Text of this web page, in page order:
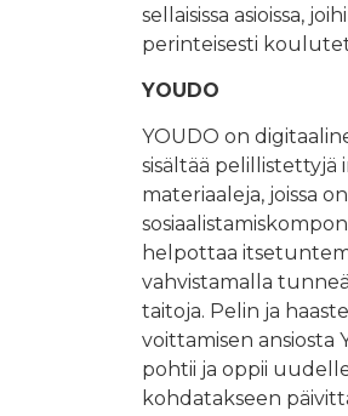
sellaisissa asioissa,
perinteisesti
YOUDO
YOUDO on
sisältää pelillistettyjä
materiaaleja, joissa on
helpottaa
vahvistamalla
taitoja. Pelin ja
voittamisen ansiosta
pohtii ja oppii
kohdatakseen